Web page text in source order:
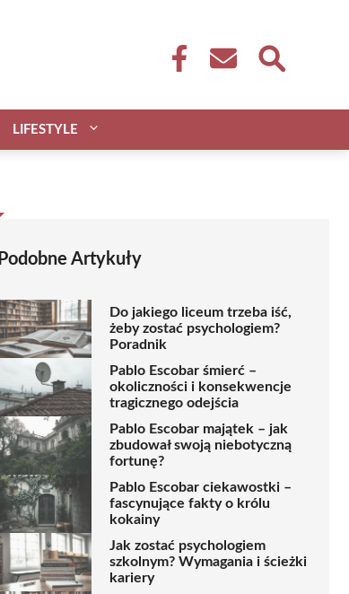
LIFESTYLE
Podobne Artykuły
Do jakiego liceum trzeba iść,
żeby zostać psychologiem?
Poradnik
Pablo Escobar śmierć –
okoliczności i konsekwencje
tragicznego odejścia
Pablo Escobar majątek – jak
zbudował swoją niebotyczną
fortunę?
Pablo Escobar ciekawostki –
fascynujące fakty o królu
kokainy
Jak zostać psychologiem
szkolnym? Wymagania i ścieżki
kariery